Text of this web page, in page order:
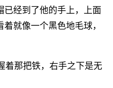
已经到了他的手上，上面
就像一个黑色地毛球，
那把铁，右手之下是无